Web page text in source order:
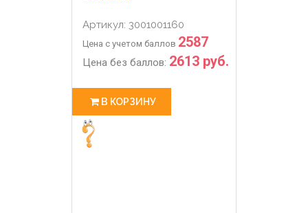
Артикул: 3001001160
Цена с учетом баллов 2587
Цена без баллов: 2613 руб.
В КОРЗИНУ